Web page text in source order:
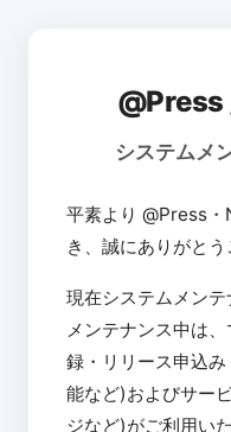
システムメ
平素より @Press
き、誠にありがとう
現在システムメンテ
メンテナンス中は
録・リリース申込
能など)およびサー
ジなど)がご利用い